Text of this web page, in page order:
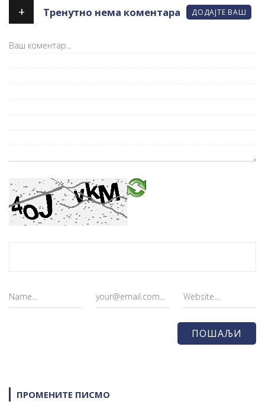
+ Тренутно нема коментара ДОДАЈТЕ ВАШ
ПРОМЕНИТЕ ПИСМО